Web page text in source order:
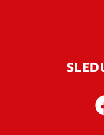
Pro úspěšné
vaší e-mailovou